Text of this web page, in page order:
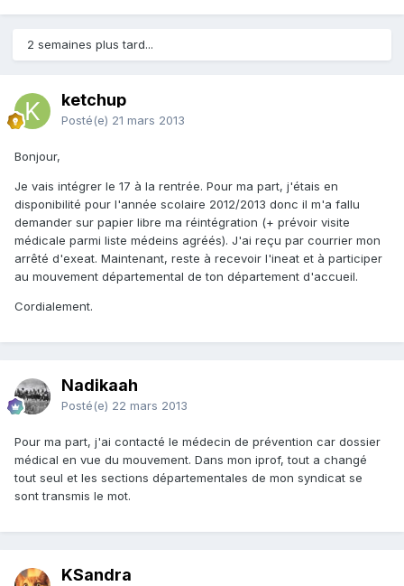
2 semaines plus tard...
ketchup
Posté(e) 21 mars 2013
Bonjour,
Je vais intégrer le 17 à la rentrée. Pour ma part, j'étais en
disponibilité pour l'année scolaire 2012/2013 donc il m'a fallu
demander sur papier libre ma réintégration (+ prévoir visite
médicale parmi liste médeins agréés). J'ai reçu par courrier mon
arrêté d'exeat. Maintenant, reste à recevoir l'ineat et à participer
au mouvement départemental de ton département d'accueil.
Cordialement.
Nadikaah
Posté(e) 22 mars 2013
Pour ma part, j'ai contacté le médecin de prévention car dossier
médical en vue du mouvement. Dans mon iprof, tout a changé
tout seul et les sections départementales de mon syndicat se
sont transmis le mot.
KSandra